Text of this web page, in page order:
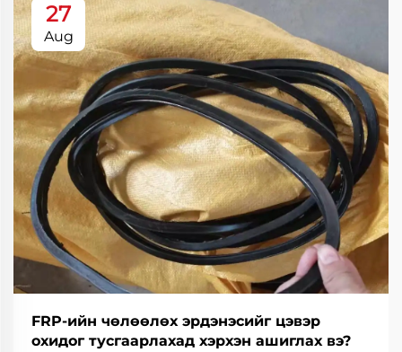
27
Aug
FRP-ийн чөлөөлөх эрдэнэсийг цэвэр
охидог тусгаарлахад хэрхэн ашиглах вэ?